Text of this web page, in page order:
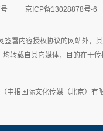
京ICP备13028878号-6
署内容授权协议的网站外
转载自其它媒体，目的在于
报国际文化传媒（北京）